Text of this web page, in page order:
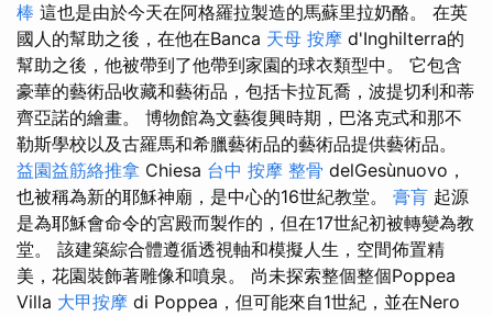
棒 這也是由於今天在阿格羅拉製造的馬蘇里拉奶酪。 在英
國人的幫助之後，在他在Banca 天母 按摩 d'Inghilterra的
幫助之後，他被帶到了他帶到家園的球衣類型中。 它包含
豪華的藝術品收藏和藝術品，包括卡拉瓦喬，波提切利和蒂
齊亞諾的繪畫。 博物館為文藝復興時期，巴洛克式和那不
勒斯學校以及古羅馬和希臘藝術品的藝術品提供藝術品。
益園益筋絡推拿 Chiesa 台中 按摩 整骨 delGesùnuovo，
也被稱為新的耶穌神廟，是中心的16世紀教堂。 膏肓 起源
是為耶穌會命令的宮殿而製作的，但在17世紀初被轉變為教
堂。 該建築綜合體遵循透視軸和模擬人生，空間佈置精
美，花園裝飾著雕像和噴泉。 尚未探索整個整個Poppea
Villa 大甲按摩 di Poppea，但可能來自1世紀，並在Nero